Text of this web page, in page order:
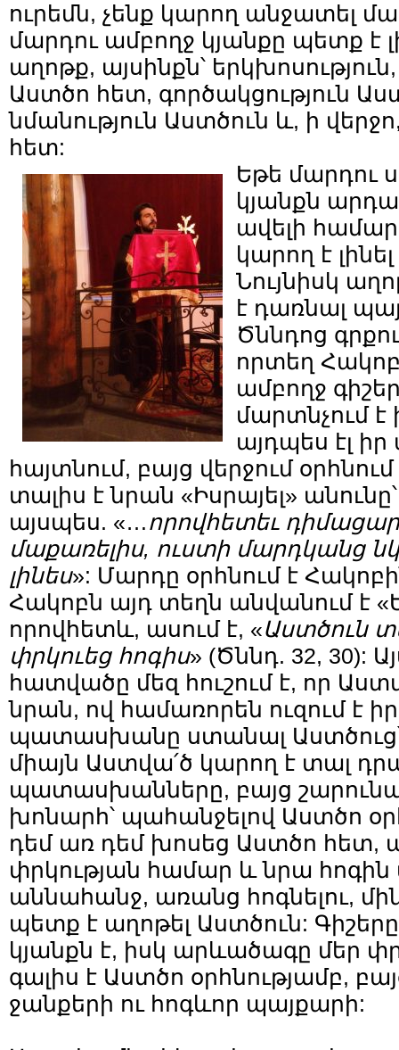
ուրեմն, չենք կարող անջատել
մարդու ամբողջ կյանքը պետք է
աղոթք, այսինքն՝
Աստծո հետ, գործակցություն
նմանություն Աստծուն և, ի
հետ:
Եթե մարդու
կյանքն
ավելի
կարող է
Նույնիսկ
է դառնալ
Ծննդոց
որտեղ
ամբողջ
մարտնչում է
այդպես էլ իր
հայտնում, բայց վերջում
տալիս է նրան «Իսրայել»
այսպես. «…որովհետեւ
մաքառելիս, ուստի մարդկանց
լինես»: Մարդը օրհնում է
Հակոբն այդ տեղն անվանում է
որովհետև, ասում է, «Աստծուն
փրկուեց հոգիս» (Ծննդ. 32, 30):
հատվածը մեզ հուշում է, որ
նրան, ով համառորեն ուզում է
պատասխանը ստանալ Աստծուց՝
միայն Աստվա՛ծ կարող է տալ
պատասխանները, բայց
խոնարհ՝ պահանջելով Աստծո
դեմ առ դեմ խոսեց Աստծո հետ,
փրկության համար և նրա հոգին
աննահանջ, առանց հոգնելու,
պետք է աղոթել Աստծուն:
կյանքն է, իսկ արևածագը մեր
գալիս է Աստծո օրհնությամբ,
ջանքերի ու հոգևոր պայքարի: